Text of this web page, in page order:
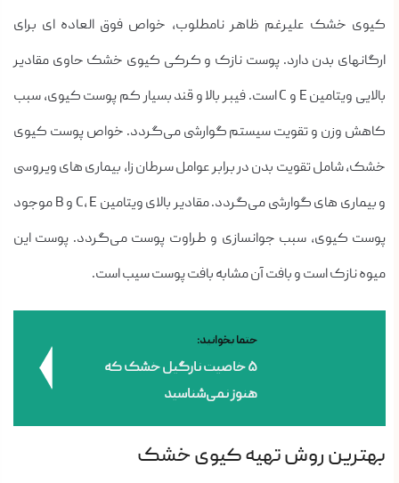
کیوی خشک علیرغم ظاهر نامطلوب، خواص فوق العاده ای برای
ارگانهای بدن دارد. پوست نازک و کرکی کیوی خشک حاوی مقادیر
بالایی ویتامین E و C است. فیبر بالا و قند بسیار کم پوست کیوی، سبب
کاهش وزن و تقویت سیستم گوارشی می‌گردد. خواص پوست کیوی
خشک، شامل تقویت بدن در برابر عوامل سرطان زا، بیماری های ویروسی
و بیماری های گوارشی می‌گردد. مقادیر بالای ویتامین C, E و B موجود
پوست کیوی، سبب جوانسازی و طراوت پوست می‌گردد. پوست این
میوه نازک است و بافت آن مشابه بافت پوست سیب است.
حتما بخوانید:
۵ خاصیت نارگیل خشک که
هنوز نمی‌شناسید
بهترین روش تهیه کیوی خشک